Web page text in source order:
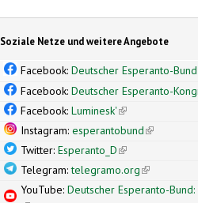
Soziale Netze und weitere Angebote
Facebook:Deutscher Esperanto-Bund
Facebook:Deutscher Esperanto-
Facebook:Luminesk'(link is external)
Instagram:esperantobund(link is
Twitter:Esperanto_D(link is external)
Telegram:telegramo.org(link is
YouTube:Deutscher Esperanto-